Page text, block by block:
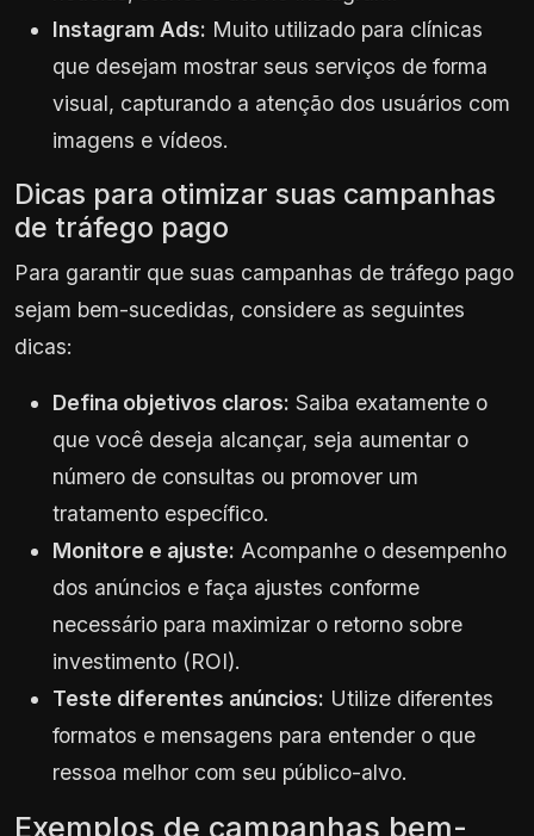
Instagram Ads: Muito utilizado para clínicas
que desejam mostrar seus serviços de forma
visual, capturando a atenção dos usuários com
imagens e vídeos.
Dicas para otimizar suas campanhas
de tráfego pago
Para garantir que suas campanhas de tráfego pago
sejam bem-sucedidas, considere as seguintes
dicas:
Defina objetivos claros: Saiba exatamente o
que você deseja alcançar, seja aumentar o
número de consultas ou promover um
tratamento específico.
Monitore e ajuste: Acompanhe o desempenho
dos anúncios e faça ajustes conforme
necessário para maximizar o retorno sobre
investimento (ROI).
Teste diferentes anúncios: Utilize diferentes
formatos e mensagens para entender o que
ressoa melhor com seu público-alvo.
Exemplos de campanhas bem-